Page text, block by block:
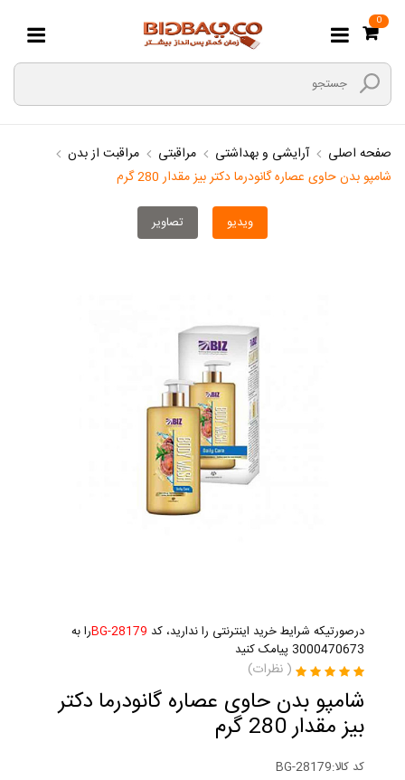
0
صفحه اصلی آرایشی و بهداشتی مراقبتی
مراقبت از بدن
شامپو بدن حاوی عصاره گانودرما دکتر بیز مقدار 280 گرم
تصاویر ویدیو
درصورتیکه شرایط خرید اینترنتی را ندارید، کد BG-28179را به
3000470673 پیامک کنید
( نظرات)
شامپو بدن حاوی عصاره گانودرما دکتر
بیز مقدار 280 گرم
کد کالا:BG-28179